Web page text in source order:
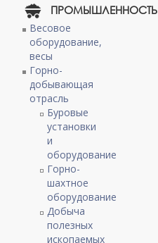
ПРОМЫШЛЕННОСТЬ
Весовое
оборудование,
весы
Горно-
добывающая
отрасль
Буровые
установки
и
оборудование
Горно-
шахтное
оборудование
Добыча
полезных
ископаемых